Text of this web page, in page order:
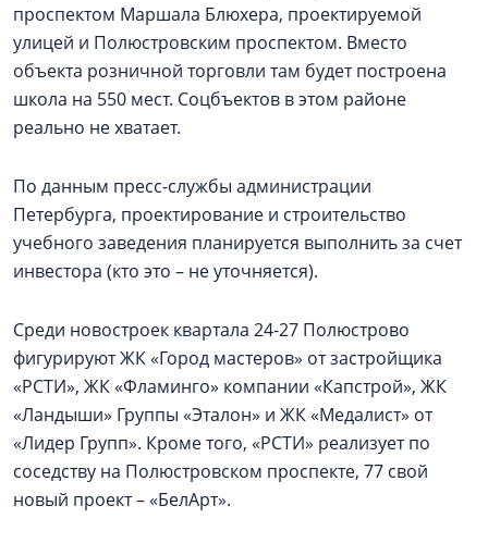
проспектом Маршала Блюхера, проектируемой
улицей и Полюстровским проспектом. Вместо
объекта розничной торговли там будет построена
школа на 550 мест. Соцбъектов в этом районе
реально не хватает.
По данным пресс-службы администрации
Петербурга, проектирование и строительство
учебного заведения планируется выполнить за счет
инвестора (кто это – не уточняется).
Среди новостроек квартала 24-27 Полюстрово
фигурируют ЖК «Город мастеров» от застройщика
«РСТИ», ЖК «Фламинго» компании «Капстрой», ЖК
«Ландыши» Группы «Эталон» и ЖК «Медалист» от
«Лидер Групп». Кроме того, «РСТИ» реализует по
соседству на Полюстровском проспекте, 77 свой
новый проект – «БелАрт».